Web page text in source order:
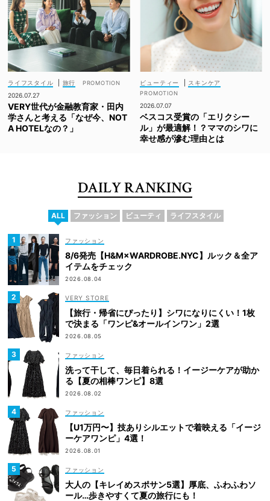
ライフスタイル
旅行
2026.07.27
VERY世代が金融教育家・田内
学さんと考える「なぜ今、NOT
A HOTELなの？」
ビューティー スキンケア
2026.07.07
ベスコス受賞の「エリクシー
ル」が最適解！？ママのシワに
幸せ感が滲む理由とは
DAILY RANKING
ALL ファッション ビューティ ライフスタイル
ファッション
8/6発売【H&M×WARDROBE.NYC】ルック＆全ア
イテムをチェック
2026.08.04
VERY STORE
【旅行・帰省にぴったり】シワになりにくい！1枚
で決まる「ワンピ&オールインワン」2選
2026.08.05
ファッション
洗って干して、毎日着られる！イージーケアが助か
る【夏の相棒ワンピ】8選
2026.08.02
ファッション
【U1万円〜】技ありシルエットで着映える「イージ
ーケアワンピ」4選！
2026.08.01
ファッション
大人の【キレイめスポサン5選】厚底、ふわふわソ
ール…歩きやすくて夏の旅行にも！